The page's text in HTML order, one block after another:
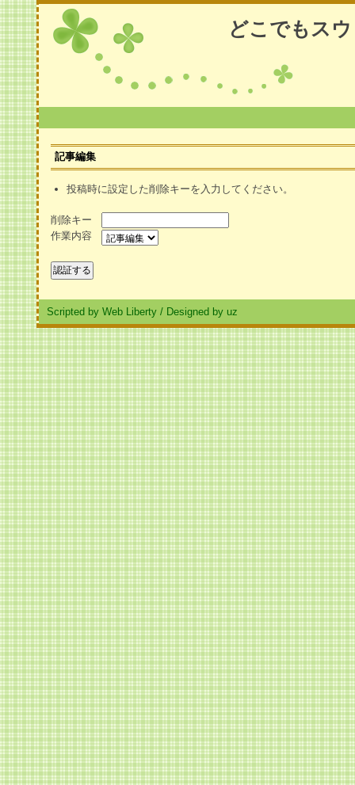
どこでもス
記事編集
投稿時に設定した削除キーを入力してください。
削除キー
作業内容
Scripted by Web Liberty / Designed by uz